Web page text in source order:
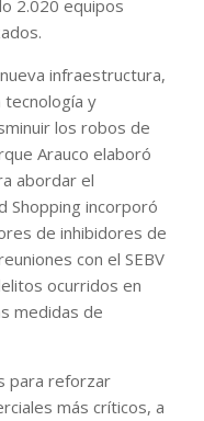
2.020 equipos
infraestructura,
tecnología y
los robos de
Arauco elaboró
abordar el
Shopping incorporó
de inhibidores de
con el SEBV
ocurridos en
medidas de
para reforzar
más críticos, a